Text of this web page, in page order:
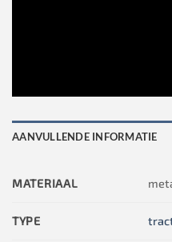
AANVULLENDE INFORMATIE
MATERIAAL
TYPE